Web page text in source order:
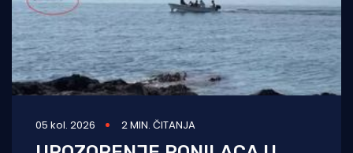
05 kol. 2026 2 MIN. ČITANJA